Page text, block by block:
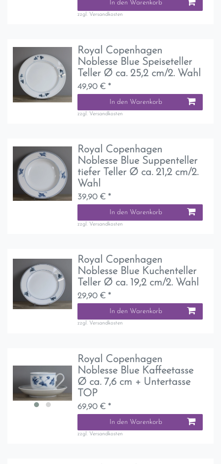
In den Warenkorb
zzgl. Versandkosten
Royal Copenhagen
Noblesse Blue Speiseteller
Teller Ø ca. 25,2 cm/2. Wahl
49,90 € *
In den Warenkorb
zzgl. Versandkosten
Royal Copenhagen
Noblesse Blue Suppenteller
tiefer Teller Ø ca. 21,2 cm/2.
Wahl
39,90 € *
In den Warenkorb
zzgl. Versandkosten
Royal Copenhagen
Noblesse Blue Kuchenteller
Teller Ø ca. 19,2 cm/2. Wahl
29,90 € *
In den Warenkorb
zzgl. Versandkosten
Royal Copenhagen
Noblesse Blue Kaffeetasse
Ø ca. 7,6 cm + Untertasse
TOP
69,90 € *
In den Warenkorb
zzgl. Versandkosten